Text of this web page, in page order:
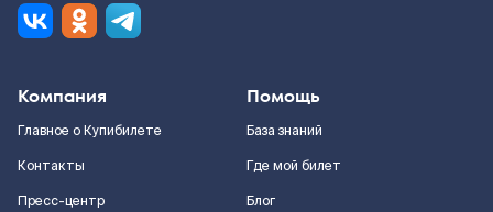
Компания
Главное о Купибилете
Контакты
Пресс-центр
Помощь
База знаний
Где мой билет
Блог